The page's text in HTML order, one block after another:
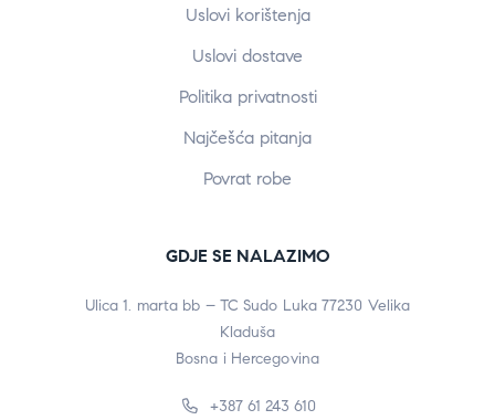
Uslovi korištenja
Uslovi dostave
Politika privatnosti
Najčešća pitanja
Povrat robe
GDJE SE NALAZIMO
Ulica 1. marta bb – TC Sudo Luka 77230 Velika
Kladuša
Bosna i Hercegovina
+387 61 243 610